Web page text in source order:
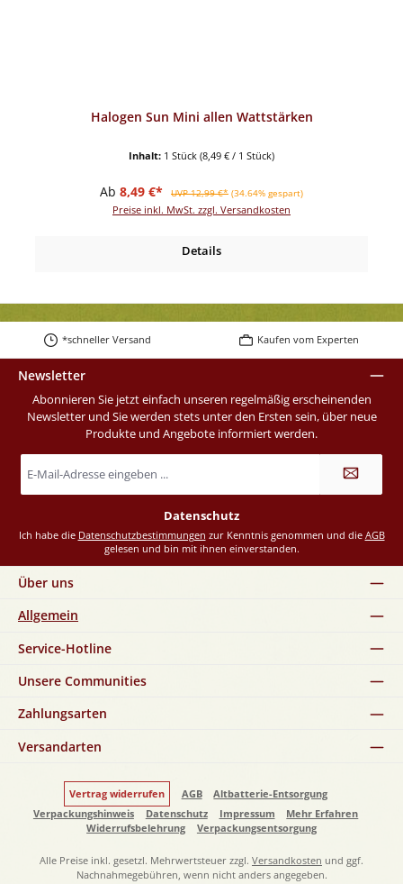
Halogen Sun Mini allen Wattstärken
Inhalt: 1 Stück (8,49 € / 1 Stück)
Verkaufspreis:
Ab 8,49 €* Regulärer Preis:
UVP 12,99 €* (34.64% gespart)
Preise inkl. MwSt. zzgl. Versandkosten
Details
*schneller Versand Kaufen vom Experten
Newsletter
Abonnieren Sie jetzt einfach unseren regelmäßig erscheinenden
Newsletter und Sie werden stets unter den Ersten sein, über neue
Produkte und Angebote informiert werden.
E-
Mail-
Datenschutz
Ich habe die Datenschutzbestimmungen zur Kenntnis genommen und die AGB
gelesen und bin mit ihnen einverstanden.
Über uns
Allgemein
Service-Hotline
Unsere Communities
Zahlungsarten
Versandarten
Vertrag widerrufen AGB
Altbatterie-Entsorgung
Verpackungshinweis
Datenschutz Impressum
Mehr Erfahren
Widerrufsbelehrung
Verpackungsentsorgung
Alle Preise inkl. gesetzl. Mehrwertsteuer zzgl. Versandkosten und ggf.
Nachnahmegebühren, wenn nicht anders angegeben.